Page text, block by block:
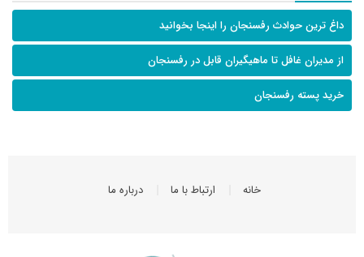
داغ ترین حوادث رفسنجان را اینجا بخوانید
از مدیران غافل تا ماهیگیران قابل در رفسنجان
خرید پسته رفسنجان
خانه ارتباط با ما درباره ما